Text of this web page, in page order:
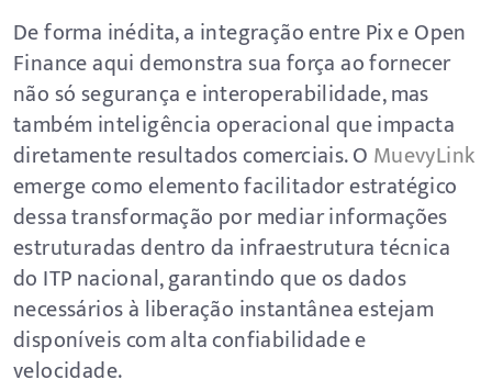
De forma inédita, a integração entre Pix e Open
Finance aqui demonstra sua força ao fornecer
não só segurança e interoperabilidade, mas
também inteligência operacional que impacta
diretamente resultados comerciais. O MuevyLink
emerge como elemento facilitador estratégico
dessa transformação por mediar informações
estruturadas dentro da infraestrutura técnica
do ITP nacional, garantindo que os dados
necessários à liberação instantânea estejam
disponíveis com alta confiabilidade e
velocidade.